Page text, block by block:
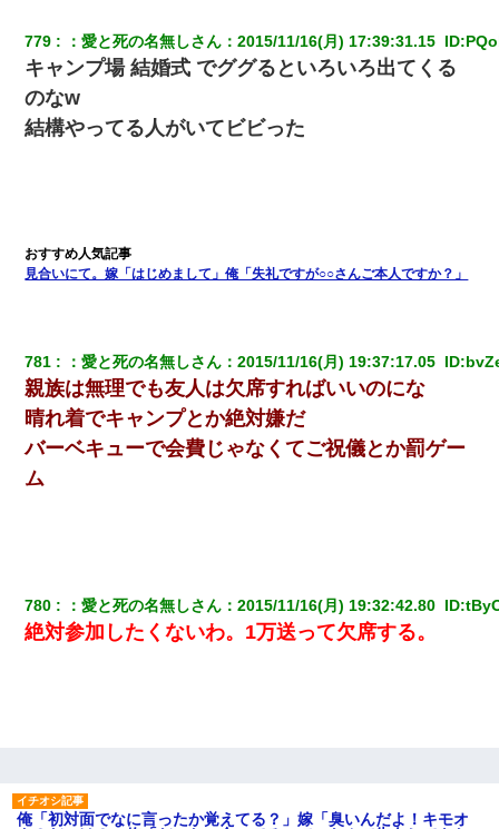
父が他界→父のフリン相手『どうか相続を放棄して下さい、昔の
ことは謝ります。ごめんなさい…』私「お子さんはフリン略奪婚
って知ってるの？」相手『 』結果→
私「まとめ買いして冷凍ストックしてる」Ａ「ずるい！クレク
レ！」私「なんでよ」Ａ「ケーチ！バーカ！」→ 後日、Ａ旦那が
13歳娘が元嫁のところから逃げてきた。どう扱ったらいいのかわ
からない
嫁の妹（26歳）がずっとウチに泊まりに来た結果→俺がヤバイｗ
ｗｗｗｗｗｗｗ
【身体で払わせて】女友達「ごめん、何も言わずにお金貸してく
ださい……」俺「いいよ！いくら？」女友達「10万円ぐら
い……」俺「ほい！10万！」→
を晒してた。ほとんどがブスという評価の中で二人ほど意外に好
評価で苦々しく思った
779 ：愛と死の名無しさん ：2015/11/16(月) 17:39:31.15 ID:
キャンプ場 結婚式 でググるといろいろ出てくる
のなw
結構やってる人がいてビビった
見合いにて。嫁「はじめまして」俺「失礼ですが○○さんご本人ですか？」
781 ：愛と死の名無しさん ：2015/11/16(月) 19:37:17.05 ID:
親族は無理でも友人は欠席すればいいのにな
晴れ着でキャンプとか絶対嫌だ
バーベキューで会費じゃなくてご祝儀とか罰ゲー
ム
780 ：愛と死の名無しさん ：2015/11/16(月) 19:32:42.80 ID:
絶対参加したくないわ。1万送って欠席する。
俺「初対面でなに言ったか覚えてる？」嫁「臭いんだよ！キモオ